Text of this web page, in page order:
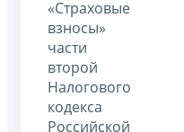
«Страховые
взносы»
части
второй
Налогового
кодекса
Российской